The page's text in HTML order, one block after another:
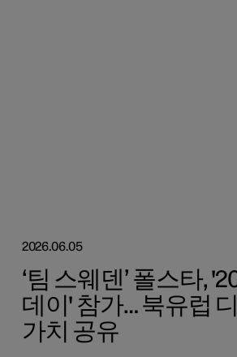
2026.06.05
‘팀 스웨덴’ 폴스타,
데이' 참가… 북유럽
가치 공유